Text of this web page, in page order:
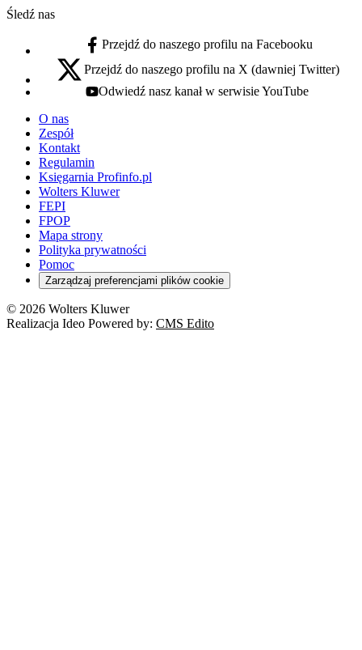
Śledź nas
facebook - otwiera się w nowej karcie
Przejdź do naszego profilu na Facebooku
x - otwiera się w nowej karcie
Przejdź do naszego profilu na X (dawniej Twitter)
youtube - otwiera się w nowej karcie
Odwiedź nasz kanał w serwisie YouTube
O nas
Zespół
Kontakt
Regulamin
Księgarnia Profinfo.pl
Wolters Kluwer
FEPI
FPOP
Mapa strony
Polityka prywatności
Pomoc
Zarządzaj preferencjami plików cookie
© 2026 Wolters Kluwer
Realizacja Ideo Powered by: CMS Edito